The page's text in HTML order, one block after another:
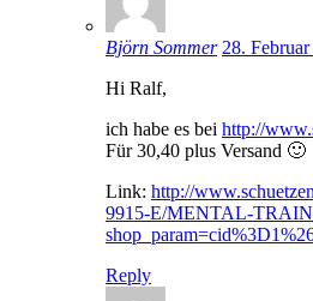
Björn Sommer 28.
Hi Ralf,
ich habe es bei http://
Für 30,40 plus Versand 🙂
Link: http://
9915-E/MENTAL-
Reply